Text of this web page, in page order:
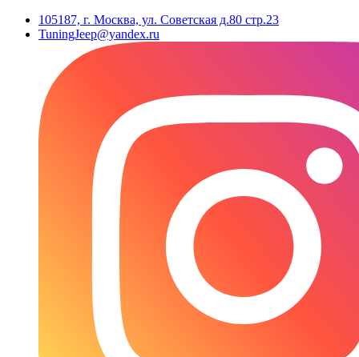
105187, г. Москва, ул. Советская д.80 стр.23
TuningJeep@yandex.ru